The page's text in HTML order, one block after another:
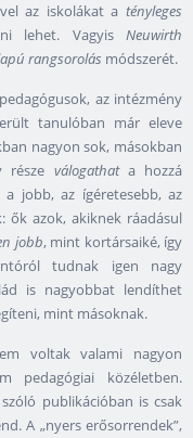
az iskolákat a tényleges
lehet. VagyisNeuwirth
rangsorolás módszerét.
az intézmény
tanulóban már eleve
nagyon sok, másokban
része válogathata hozzá
jobb, az ígéretesebb, az
ők azok, akiknek ráadásul
jobb, mint kortársaiké, így
tudnak igen nagy
is nagyobbat lendíthet
mint másoknak.
voltak valami nagyon
pedagógiai közéletben.
publikációban is csak
A „nyers erősorrendek”,